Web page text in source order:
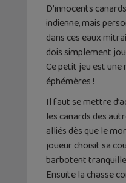
D’innocents
indienne, mais
dans ces eaux
dois simplement
Ce petit jeu est une
éphémères !
Il faut se mettre
les canards des
alliés dès que le
joueur choisit sa
barbotent
Ensuite la chasse